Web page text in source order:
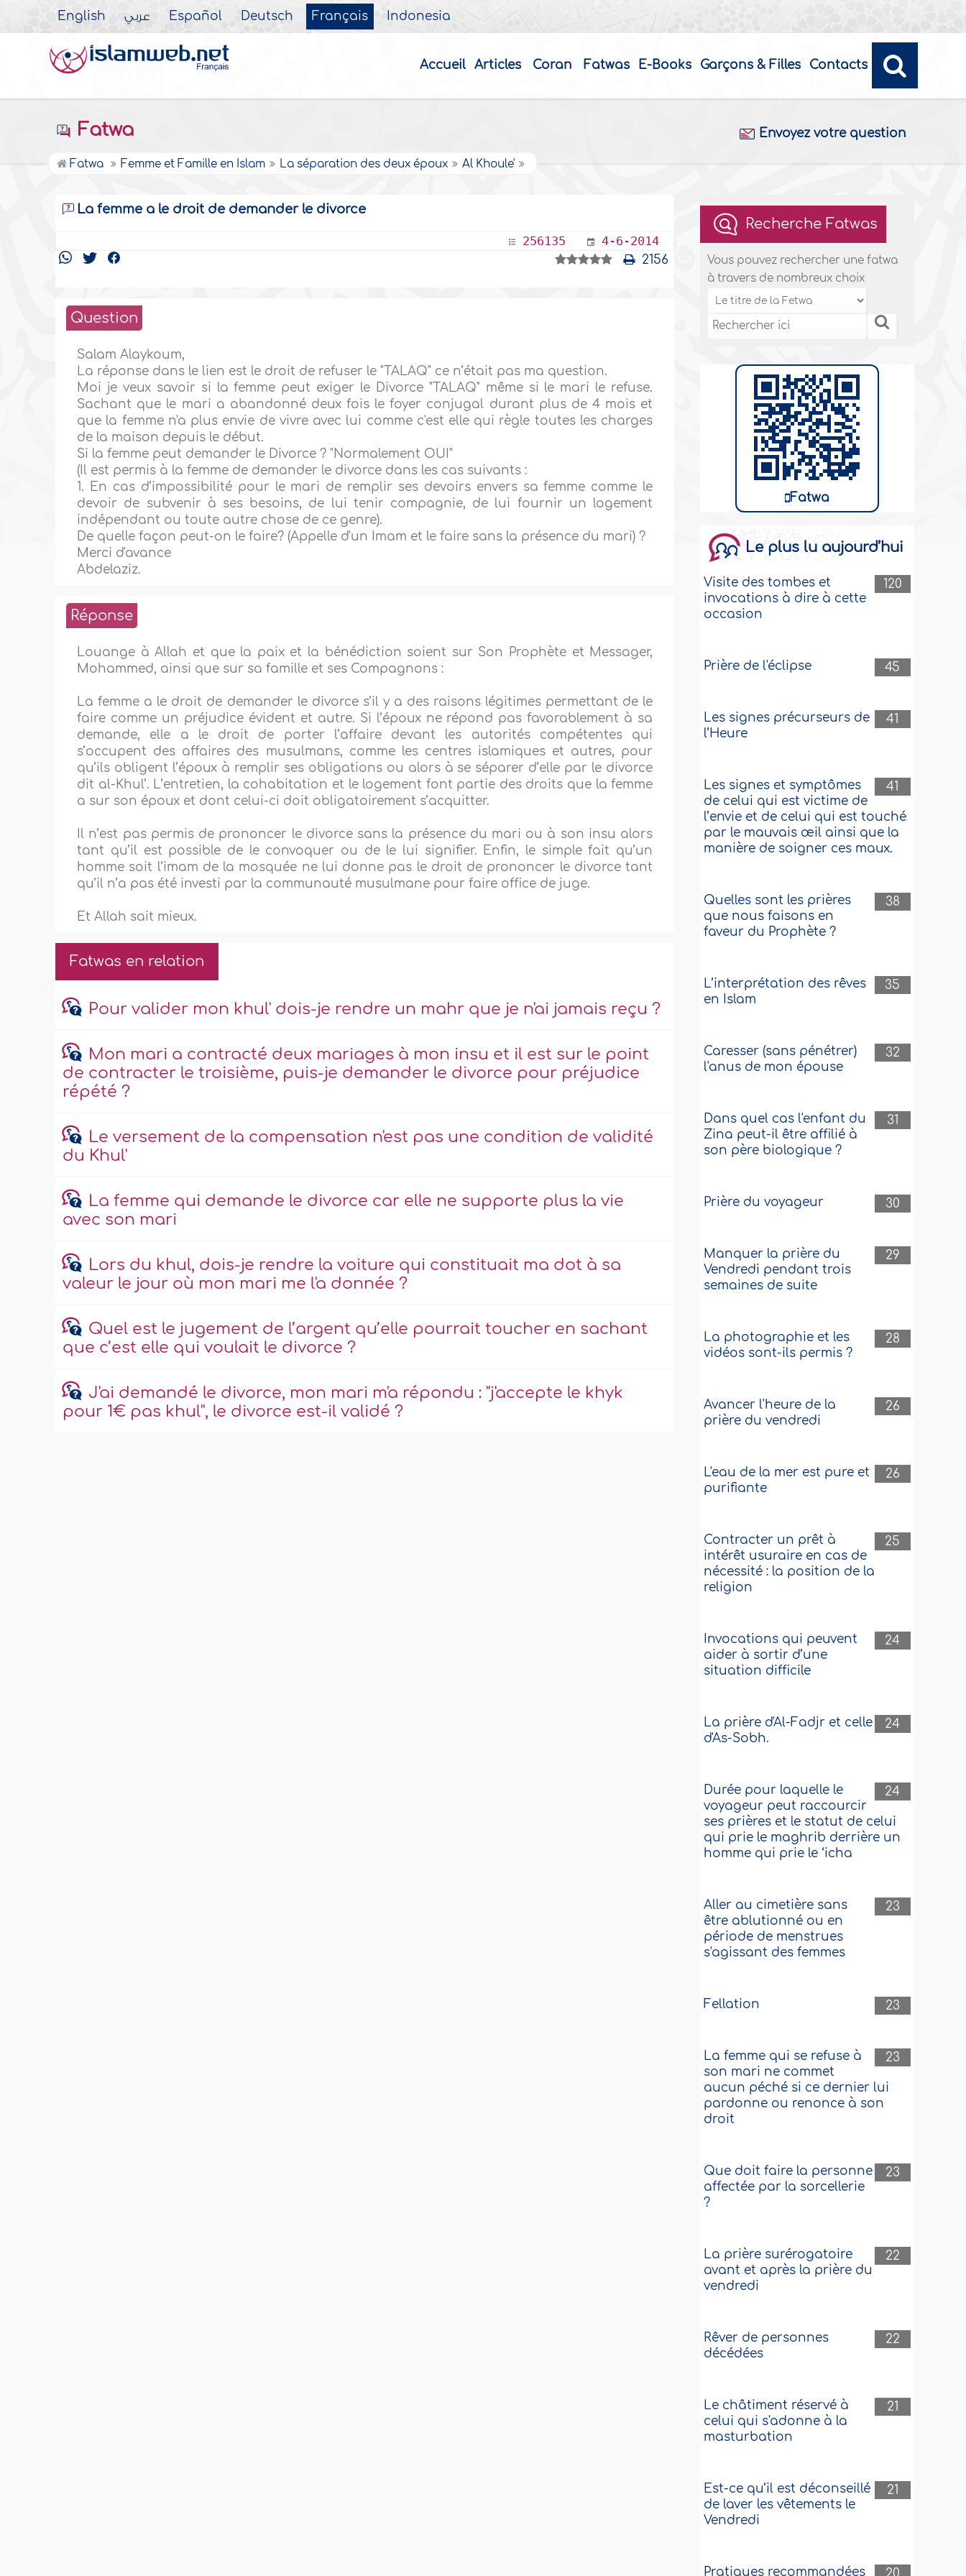
English عربي Español Deutsch Français Indonesia
Accueil Articles Coran Fatwas E-Books Garçons & Filles Contacts
Fatwa Envoyez votre question
Fatwa Femme et Famille en Islam La séparation des deux époux Al Khoule'
La femme a le droit de demander le divorce
256135 4-6-2014
2156
Question
Salam Alaykoum,
La réponse dans le lien est le droit de refuser le "TALAQ" ce n’était pas ma question.
Moi je veux savoir si la femme peut exiger le Divorce "TALAQ" même si le mari le refuse.
Sachant que le mari a abandonné deux fois le foyer conjugal durant plus de 4 mois et
que la femme n'a plus envie de vivre avec lui comme c'est elle qui règle toutes les charges
de la maison depuis le début.
Si la femme peut demander le Divorce ? "Normalement OUI"
(Il est permis à la femme de demander le divorce dans les cas suivants :
1. En cas d’impossibilité pour le mari de remplir ses devoirs envers sa femme comme le
devoir de subvenir à ses besoins, de lui tenir compagnie, de lui fournir un logement
indépendant ou toute autre chose de ce genre).
De quelle façon peut-on le faire? (Appelle d'un Imam et le faire sans la présence du mari) ?
Merci d'avance
Abdelaziz.
Réponse
Louange à Allah et que la paix et la bénédiction soient sur Son Prophète et Messager,
Mohammed, ainsi que sur sa famille et ses Compagnons :
La femme a le droit de demander le divorce s’il y a des raisons légitimes permettant de le
faire comme un préjudice évident et autre. Si l’époux ne répond pas favorablement à sa
demande, elle a le droit de porter l’affaire devant les autorités compétentes qui
s’occupent des affaires des musulmans, comme les centres islamiques et autres, pour
qu’ils obligent l’époux à remplir ses obligations ou alors à se séparer d’elle par le divorce
dit al-Khul’. L’entretien, la cohabitation et le logement font partie des droits que la femme
a sur son époux et dont celui-ci doit obligatoirement s’acquitter.
Il n’est pas permis de prononcer le divorce sans la présence du mari ou à son insu alors
tant qu’il est possible de le convoquer ou de le lui signifier. Enfin, le simple fait qu’un
homme soit l’imam de la mosquée ne lui donne pas le droit de prononcer le divorce tant
qu’il n’a pas été investi par la communauté musulmane pour faire office de juge.
Et Allah sait mieux.
Fatwas en relation
Pour valider mon khul' dois-je rendre un mahr que je n'ai jamais reçu ?
Mon mari a contracté deux mariages à mon insu et il est sur le point
de contracter le troisième, puis-je demander le divorce pour préjudice
répété ?
Le versement de la compensation n'est pas une condition de validité
du Khul'
La femme qui demande le divorce car elle ne supporte plus la vie
avec son mari
Lors du khul, dois-je rendre la voiture qui constituait ma dot à sa
valeur le jour où mon mari me l'a donnée ?
Quel est le jugement de l’argent qu’elle pourrait toucher en sachant
que c’est elle qui voulait le divorce ?
J'ai demandé le divorce, mon mari m'a répondu : ''j'accepte le khyk
pour 1€ pas khul'', le divorce est-il validé ?
Recherche Fatwas
Vous pouvez rechercher une fatwa
à travers de nombreux choix
Fatwa
Le plus lu aujourd’hui
120
Visite des tombes et
invocations à dire à cette
occasion
45
Prière de l'éclipse
41
Les signes précurseurs de
l’Heure
41
Les signes et symptômes
de celui qui est victime de
l’envie et de celui qui est touché
par le mauvais œil ainsi que la
manière de soigner ces maux.
38
Quelles sont les prières
que nous faisons en
faveur du Prophète ?
35
L’interprétation des rêves
en Islam
32
Caresser (sans pénétrer)
l'anus de mon épouse
31
Dans quel cas l'enfant du
Zina peut-il être affilié à
son père biologique ?
30
Prière du voyageur
29
Manquer la prière du
Vendredi pendant trois
semaines de suite
28
La photographie et les
vidéos sont-ils permis ?
26
Avancer l'heure de la
prière du vendredi
26
L'eau de la mer est pure et
purifiante
25
Contracter un prêt à
intérêt usuraire en cas de
nécessité : la position de la
religion
24
Invocations qui peuvent
aider à sortir d’une
situation difficile
24
La prière d'Al-Fadjr et celle
d'As-Sobh.
24
Durée pour laquelle le
voyageur peut raccourcir
ses prières et le statut de celui
qui prie le maghrib derrière un
homme qui prie le ‘icha
23
Aller au cimetière sans
être ablutionné ou en
période de menstrues
s'agissant des femmes
23
Fellation
23
La femme qui se refuse à
son mari ne commet
aucun péché si ce dernier lui
pardonne ou renonce à son
droit
23
Que doit faire la personne
affectée par la sorcellerie
?
22
La prière surérogatoire
avant et après la prière du
vendredi
22
Rêver de personnes
décédées
21
Le châtiment réservé à
celui qui s'adonne à la
masturbation
21
Est-ce qu’il est déconseillé
de laver les vêtements le
Vendredi
Pratiques recommandées